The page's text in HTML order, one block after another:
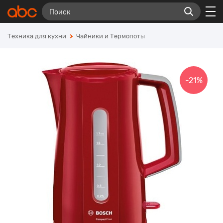
Техника для кухни Чайники и Термопоты
-21%